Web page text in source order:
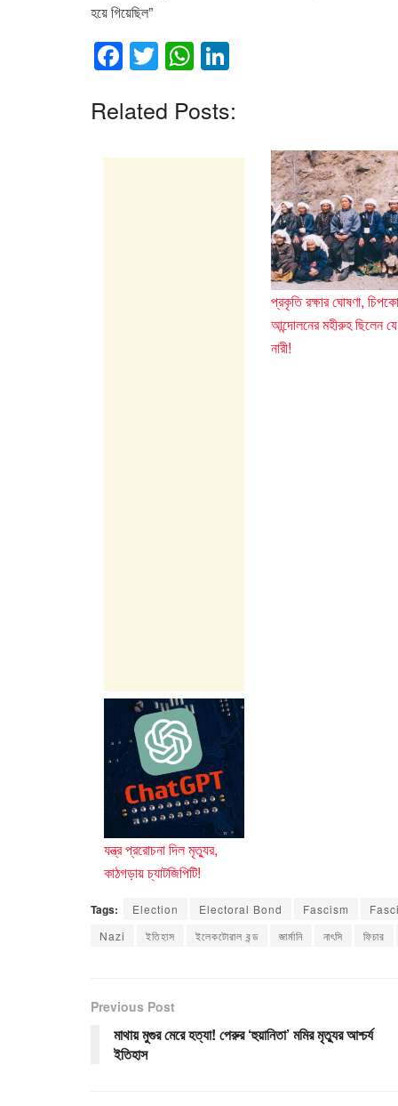
হয়ে গিয়েছিল”
F
c
b
T
tt
W
at
A
k
dI
Related Posts:
যন্ত্র প্ররোচনা দিল মৃত্যুর,
কাঠগড়ায় চ্যাটজিপিটি!
প্রকৃতি রক্ষার ঘোষণা, চিপকো
আন্দোলনের মহীরুহ ছিলেন যে
নারী!
Tags: Election Electoral Bond Fascism
Nazi
ইতিহাস ইলেকটোরাল বন্ড জার্মানি নাৎসি ফিচার
Previous Post
মাথায় মুগুর মেরে হত্যা! পেরুর ‘হুয়ানিতা’ মমির মৃত্যুর আশ্চর্য
ইতিহাস